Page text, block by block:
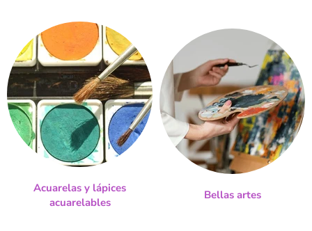
Acuarelas y lápices
acuarelables
Bellas artes